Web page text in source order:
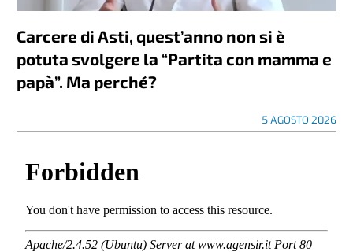
Carcere di Asti, quest’anno non si è
potuta svolgere la “Partita con mamma e
papà”. Ma perché?
5 AGOSTO 2026